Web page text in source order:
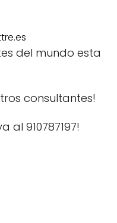
del mundo esta
consultantes!
al 910787197!